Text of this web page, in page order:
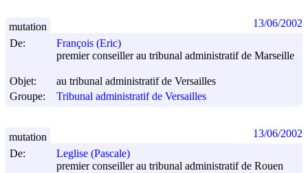
De:
François (Eric)
premier conseiller au tribunal administratif de Marseille
Objet:
au tribunal administratif de Versailles
Groupe:
Tribunal administratif de Versailles
mutation 13/06/2002
De:
Leglise (Pascale)
premier conseiller au tribunal administratif de Rouen
mutation 13/06/2002